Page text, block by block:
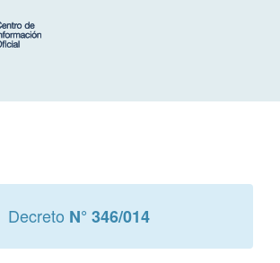
Decreto N° 346/014